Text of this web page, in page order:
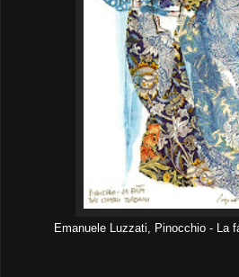
Emanuele Luzzati, Pinocchio - La